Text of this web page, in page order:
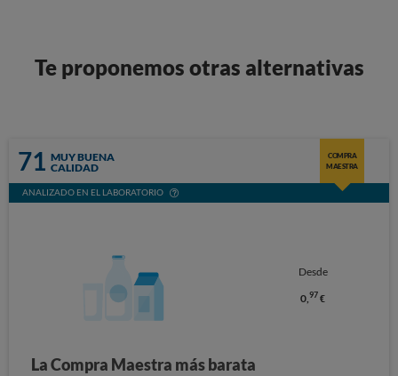
Te proponemos otras alternativas
71 MUY BUENA
CALIDAD
COMPRA
MAESTRA
ANALIZADO EN EL LABORATORIO
Desde
0,97 €
La Compra Maestra más barata